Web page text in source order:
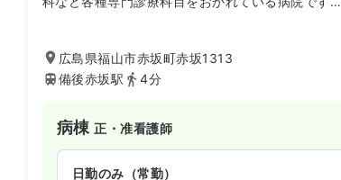
広島県福山市赤坂町赤坂1313
備後赤坂駅
4分
病棟正・准看護師
日勤のみ（常勤）